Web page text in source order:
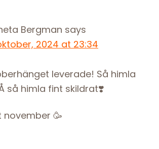
Bergman says
2024 at 23:34
leverade! Så himla
så himla fint skildrat❣️
november 🥳